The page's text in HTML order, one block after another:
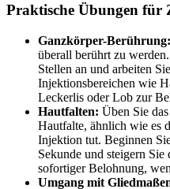
Praktische Übungen für
Ganzkörper-Berührung:
überall berührt zu
Stellen an und arbeiten
Injektionsbereichen wie
Leckerlis oder Lob zur
Hautfalten: Üben Sie
Hautfalte, ähnlich wie es
Injektion tut. Beginnen
Sekunde und steigern
sofortiger Belohnung,
Umgang mit